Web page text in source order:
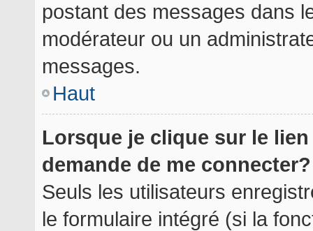
postant des messages dans
modérateur ou un
messages.
Haut
Lorsque je clique sur le
demande de me connecter?
Seuls les utilisateurs
le formulaire intégré (si la